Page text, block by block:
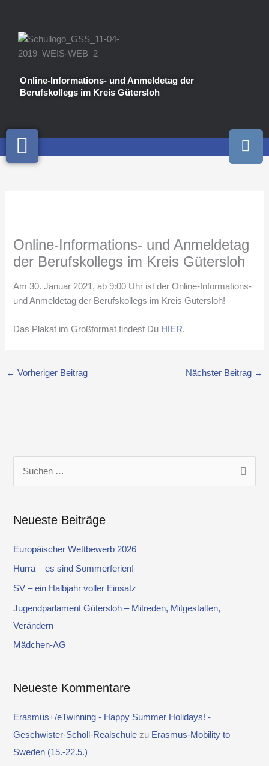
springen
Online-Informations- und Anmeldetag der
Berufskollegs im Kreis Gütersloh
I
n
s
a
Online-Informations- und Anmeldetag
der Berufskollegs im Kreis Gütersloh
Am 30. Januar 2021, ab 9:00 Uhr ist der Online-Informations-
und Anmeldetag der Berufskollegs im Kreis Gütersloh!
Das Plakat im Großformat findest Du HIER.
← Vorheriger Beitrag Nächster Beitrag →
h
e
c
h
:
Neueste Beiträge
Europäischer Wettbewerb 2026
Hurra – es sind Sommerferien!
SV – ein Halbjahr voller Einsatz
Jugendparlament Gütersloh – Mitreden, Mitgestalten,
Verändern
Mädchen-AG
Neueste Kommentare
Erasmus+/eTwinning - Happy Summer Holidays! -
Geschwister-Scholl-Realschule zu Erasmus-Mobility to
Sweden (15.-22.5.)